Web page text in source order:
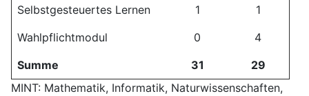
Selbstgesteuertes Lernen
1
1
Wahlpflichtmodul
0
4
Summe
31
29
MINT: Mathematik, Informatik, Naturwissenschaften,